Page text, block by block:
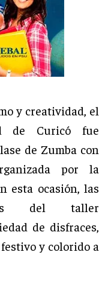
y creatividad, el
de Curicó fue
de Zumba con
por la
esta ocasión, las
del taller
de disfraces,
y colorido a